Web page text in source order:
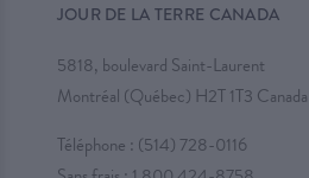
JOUR DE LA TERRE CANADA
5818, boulevard Saint-Laurent
Montréal (Québec) H2T 1T3 Canada
Téléphone : (514) 728-0116